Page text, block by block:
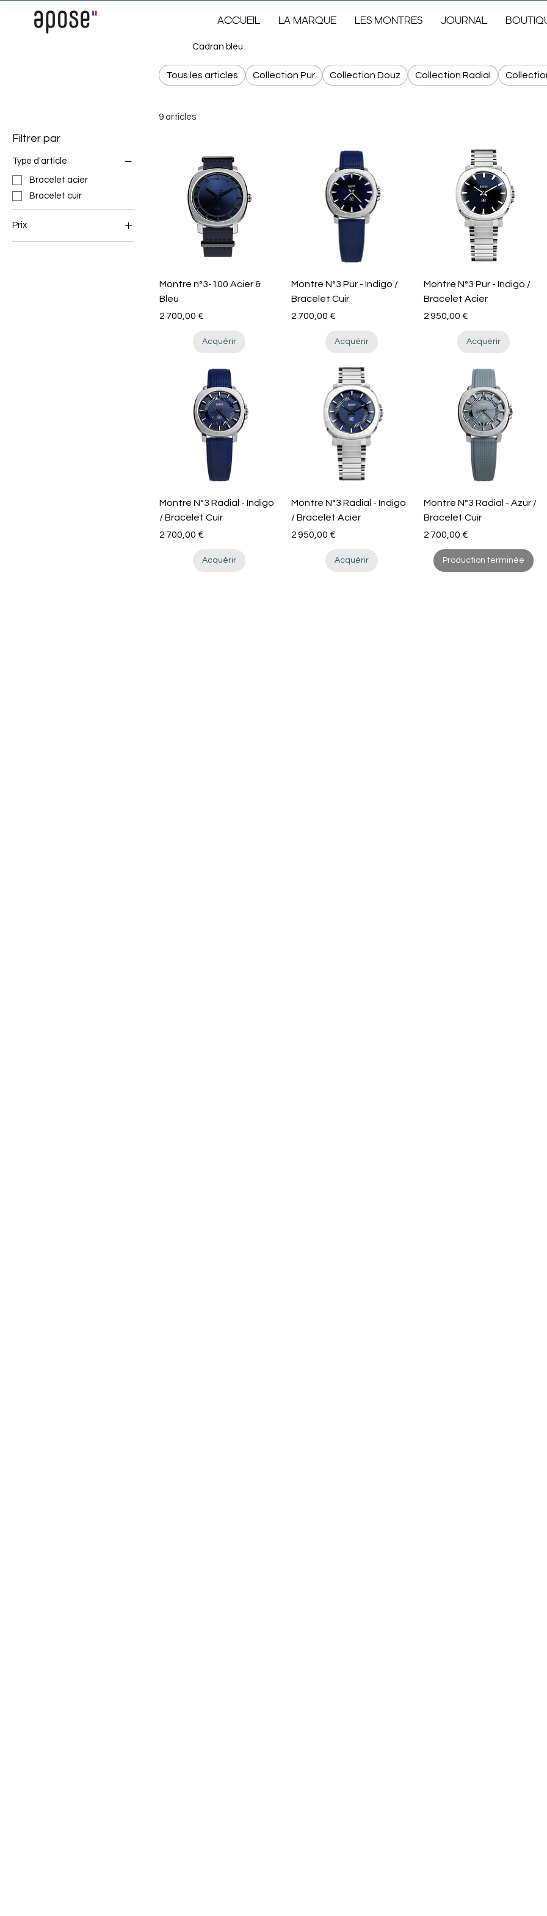
ACCUEIL LA MARQUE LES MONTRES JOURNAL
Cadran bleu
Filtrer par
Type d'article
Bracelet acier
Bracelet cuir
Prix
Tous les articles Collection Pur Collection Douz Collection Radial
9 articles
Montre n°3-100 Acier &
Bleu
Prix
2 700,00 €
Acquérir
Montre N°3 Pur - Indigo /
Bracelet Cuir
Prix
2 700,00 €
Acquérir
Montre N°3 Pur - Indigo /
Bracelet Acier
Prix
2 950,00 €
Acquérir
Montre N°3 Radial - Indigo
/ Bracelet Cuir
Prix
2 700,00 €
Acquérir
Montre N°3 Radial - Indigo
/ Bracelet Acier
Prix
2 950,00 €
Acquérir
Montre N°3 Radial - Azur /
Bracelet Cuir
Prix
2 700,00 €
Production terminée